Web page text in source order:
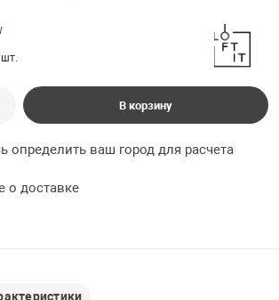
В корзину
определить ваш город для расчета
о доставке